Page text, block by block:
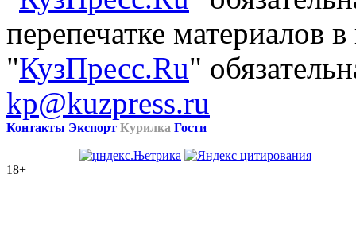
перепечатке материалов
"КузПресс.Ru"
kp@kuzpress.ru
Контакты Экспорт Курилка Гости
18+